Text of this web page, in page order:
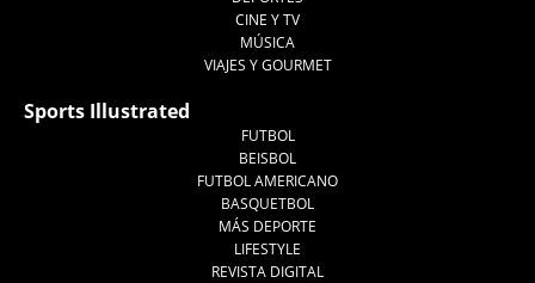
CINE Y TV
MÚSICA
VIAJES Y GOURMET
Sports Illustrated
FUTBOL
BEISBOL
FUTBOL AMERICANO
BASQUETBOL
MÁS DEPORTE
LIFESTYLE
REVISTA DIGITAL